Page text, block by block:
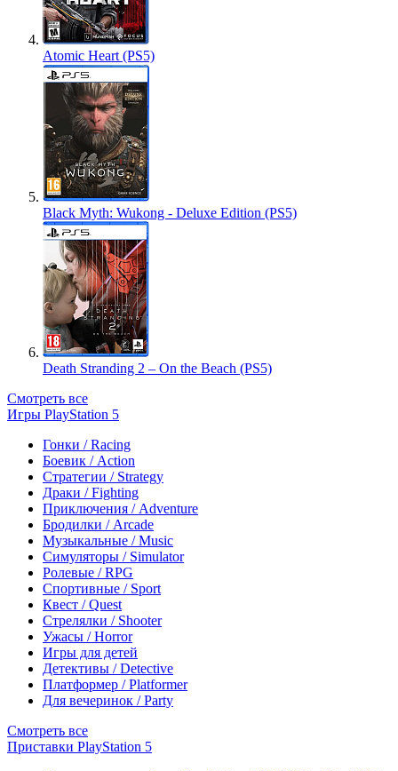
Atomic Heart (PS5)
Black Myth: Wukong - Deluxe Edition (PS5)
Death Stranding 2 – On the Beach (PS5)
Смотреть все
Игры PlayStation 5
Гонки / Racing
Боевик / Action
Стратегии / Strategy
Драки / Fighting
Приключения / Adventure
Бродилки / Arcade
Музыкальные / Music
Симуляторы / Simulator
Ролевые / RPG
Спортивные / Sport
Квест / Quest
Стрелялки / Shooter
Ужасы / Horror
Игры для детей
Детективы / Detective
Платформер / Platformer
Для вечеринок / Party
Смотреть все
Приставки PlayStation 5